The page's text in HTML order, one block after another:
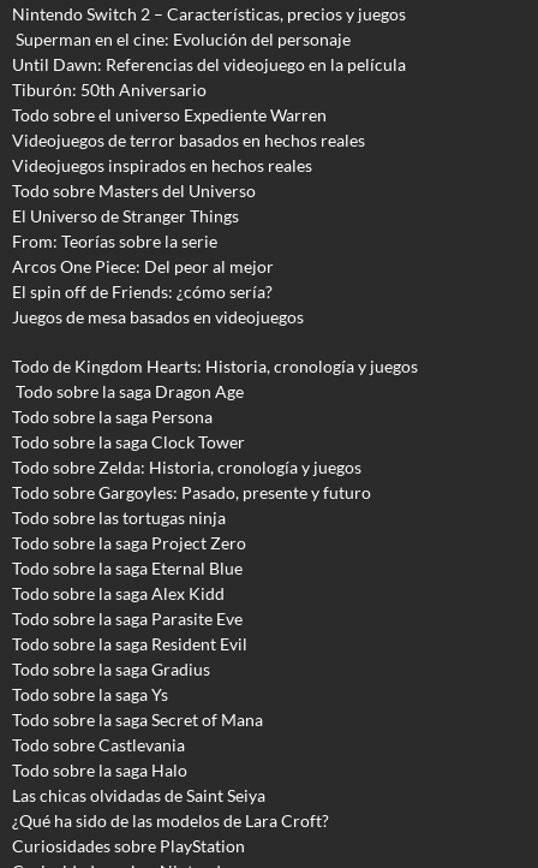
Nintendo Switch 2 – Características, precios y juegos
Superman en el cine: Evolución del personaje
Until Dawn: Referencias del videojuego en la película
Tiburón: 50th Aniversario
Todo sobre el universo Expediente Warren
Videojuegos de terror basados en hechos reales
Videojuegos inspirados en hechos reales
Todo sobre Masters del Universo
El Universo de Stranger Things
From: Teorías sobre la serie
Arcos One Piece: Del peor al mejor
El spin off de Friends: ¿cómo sería?
Juegos de mesa basados en videojuegos
Todo de Kingdom Hearts: Historia, cronología y juegos
Todo sobre la saga Dragon Age
Todo sobre la saga Persona
Todo sobre la saga Clock Tower
Todo sobre Zelda: Historia, cronología y juegos
Todo sobre Gargoyles: Pasado, presente y futuro
Todo sobre las tortugas ninja
Todo sobre la saga Project Zero
Todo sobre la saga Eternal Blue
Todo sobre la saga Alex Kidd
Todo sobre la saga Parasite Eve
Todo sobre la saga Resident Evil
Todo sobre la saga Gradius
Todo sobre la saga Ys
Todo sobre la saga Secret of Mana
Todo sobre Castlevania
Todo sobre la saga Halo
Las chicas olvidadas de Saint Seiya
¿Qué ha sido de las modelos de Lara Croft?
Curiosidades sobre PlayStation